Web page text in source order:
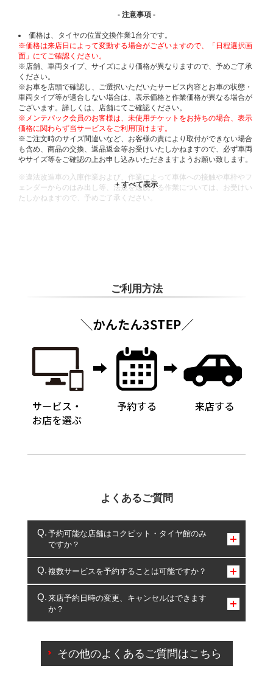
- 注意事項 -
価格は、タイヤの位置交換作業1台分です。
※価格は来店日によって変動する場合がございますので、「日程選択画
面」にてご確認ください。
※店舗、車両タイプ、サイズにより価格が異なりますので、予めご了承
ください。
※お車を店頭で確認し、ご選択いただいたサービス内容とお車の状態・
車両タイプ等が適合しない場合は、表示価格と作業価格が異なる場合が
ございます。詳しくは、店舗にてご確認ください。
※メンテパック会員のお客様は、未使用チケットをお持ちの場合、表示
価格に関わらず当サービスをご利用頂けます。
※ご注文時のサイズ間違いなど、お客様の責により取付ができない場合
も含め、商品の交換、返品返金等お受けいたしかねますので、必ず車両
やサイズ等をご確認の上お申し込みいただきますようお願い致します。
※違法改造車の入庫作業および、作業によって車体への接触や車枠やフ
ェンダーからのはみ出し等、法規を逸脱する作業については、お受けい
たしかねますので、予めご了承ください。
ご利用方法
よくあるご質問
予約可能な店舗はコクピット・タイヤ館のみ
ですか？
コクピット・タイヤ館のみとなります。
複数サービスを予約することは可能ですか？
複数サービスのご予約は可能です。
一部の商品・サービスの組み合わせに限り、同時にご予約が
出来ないものもございます。
来店予約日時の変更、キャンセルはできます
か？
ご来店予約日の3営業日前を過ぎている場合のご予約
の日時変更につきましては、直接ご予約の店舗まで
その他のよくあるご質問はこちら